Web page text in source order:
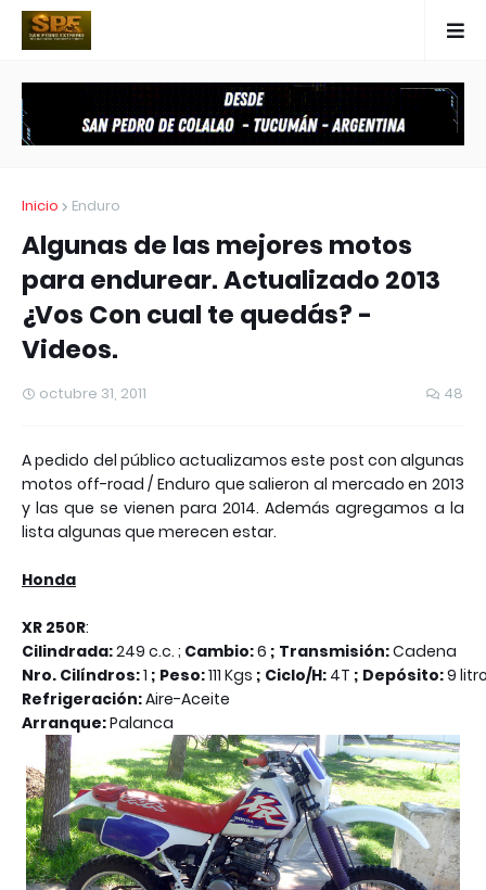
Inicio Enduro
Algunas de las mejores motos
para endurear. Actualizado 2013
¿Vos Con cual te quedás? -
Videos.
octubre 31, 2011 48
A pedido del público actualizamos este post con algunas
motos off-road / Enduro que salieron al mercado en 2013
y las que se vienen para 2014. Además agregamos a la
lista algunas que merecen estar.
Honda
XR 250R:
Cilindrada:249 c.c. ; Cambio:6 ; Transmisión:Cadena
Nro. Cilíndros:1 ; Peso:111 Kgs ; Ciclo/H: 4T ; Depósito:9
Refrigeración:Aire-Aceite
Arranque:Palanca